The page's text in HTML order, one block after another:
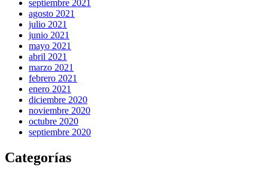
septiembre 2021
agosto 2021
julio 2021
junio 2021
mayo 2021
abril 2021
marzo 2021
febrero 2021
enero 2021
diciembre 2020
noviembre 2020
octubre 2020
septiembre 2020
Categorías